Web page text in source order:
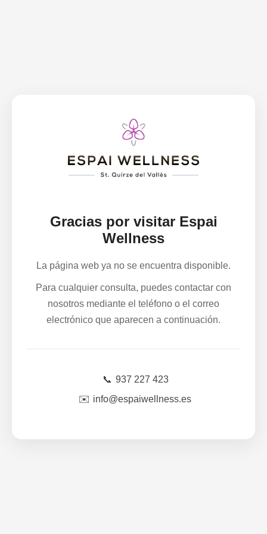
Gracias por visitar Espai
Wellness
La página web ya no se encuentra disponible.
Para cualquier consulta, puedes contactar con
nosotros mediante el teléfono o el correo
electrónico que aparecen a continuación.
📞 937 227 423
✉️ info@espaiwellness.es